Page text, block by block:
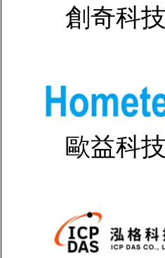
創奇科技
歐益科技